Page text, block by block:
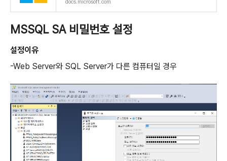
docs.microsoft.com
MSSQL SA 비밀번호 설정
설정이유
-Web Server와 SQL Server가 다른 컴퓨터일 경우